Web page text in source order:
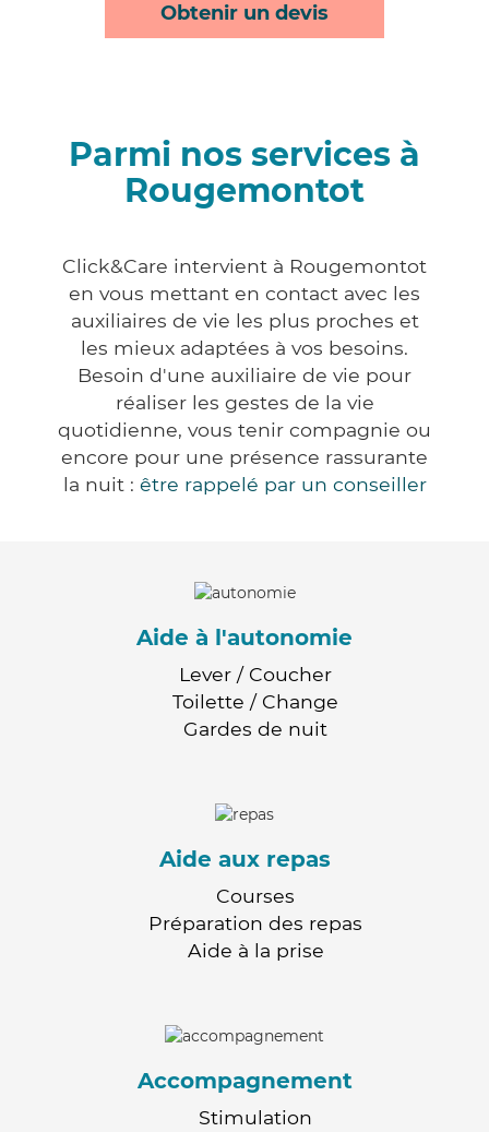
Obtenir un devis
Parmi nos services à
Rougemontot
Click&Care intervient à Rougemontot
en vous mettant en contact avec les
auxiliaires de vie les plus proches et
les mieux adaptées à vos besoins.
Besoin d'une auxiliaire de vie pour
réaliser les gestes de la vie
quotidienne, vous tenir compagnie ou
encore pour une présence rassurante
la nuit : être rappelé par un conseiller
Aide à l'autonomie
Lever / Coucher
Toilette / Change
Gardes de nuit
Aide aux repas
Courses
Préparation des repas
Aide à la prise
Accompagnement
Stimulation